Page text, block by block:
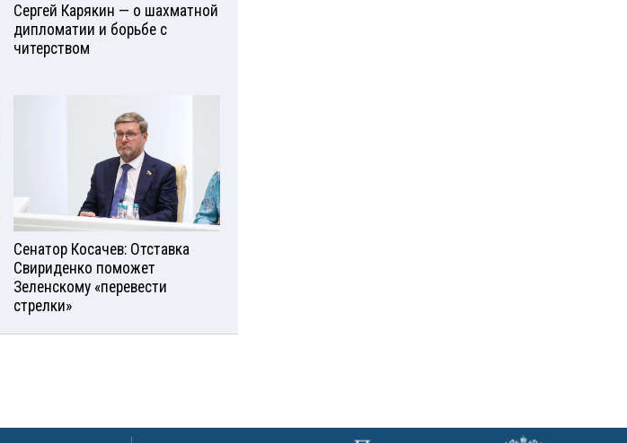
Сергей Карякин — о шахматной
дипломатии и борьбе с
читерством
Сенатор Косачев: Отставка
Свириденко поможет
Зеленскому «перевести
стрелки»